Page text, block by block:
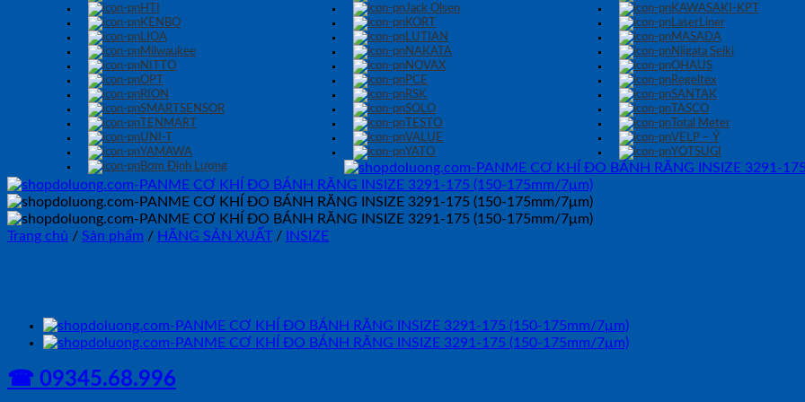
HTI
Jack Olsen
KAWASAKI-KPT
KENBO
KORT
LaserLiner
LIOA
LUTIAN
MASADA
Milwaukee
NAKATA
Niigata Seiki
NITTO
NOVAX
OHAUS
OPT
PCE
Regeltex
RION
RSK
SANTAK
SMARTSENSOR
SOLO
TASCO
TENMART
TESTO
Total Meter
UNI-T
VALUE
VELP – Ý
YAMAWA
YATO YOTSUGI
Bơm Định Lượng
Trang chủ / Sản phẩm / HÃNG SẢN XUẤT / INSIZE
☎ 09345.68.996